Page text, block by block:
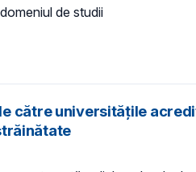
de studii
către universitățile